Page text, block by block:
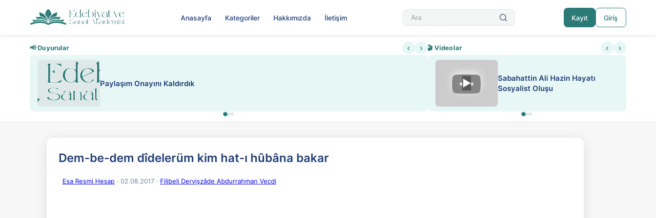
Anasayfa Kategoriler Hakkımızda İletişim Kayıt Giriş
📢 Duyurular ‹ ›
Nadir içeriklere kısıtlama ve kredi sistemi getirildi ESA 'da Sen de Paylaş
🎬 Videolar ‹ ›
▶
ATEŞ YAKMAK KONU ÖZET J.
LONDON
Dem-be-dem dîdelerüm kim hat-ı hûbâna bakar
Esa Resmi Hesap · 02.08.2017 · Filibeli Dervişzâde Abdurrahman Vecdi